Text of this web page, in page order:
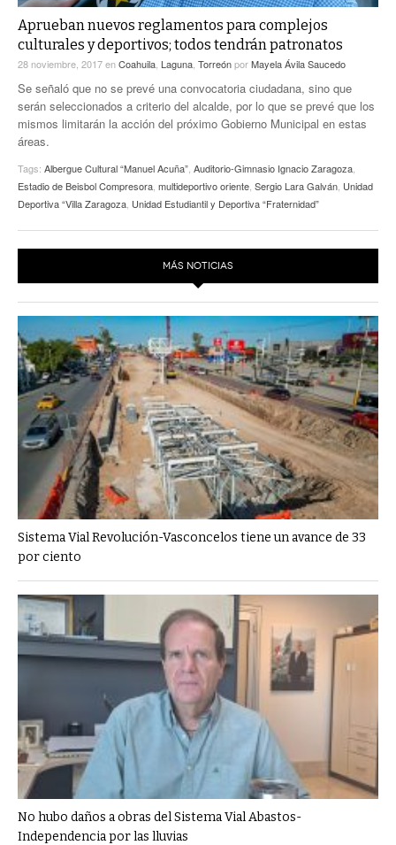
A TODA LEY
ENTRE LAGUNEROS
ACTUALIDADES GREM
PULSO
LA MEJOR INFORMACIÓN
Aprueban nuevos reglamentos para complejos
culturales y deportivos; todos tendrán patronatos
28 noviembre, 2017enCoahuila Laguna TorreónporMayela Ávila Saucedo
Se señaló que no se prevé una convocatoria ciudadana, sino que
serán seleccionados a criterio del alcalde, por lo que se prevé que los
mismos limitarán la acción del próximo Gobierno Municipal en estas
áreas.
Tags: Albergue Cultural “Manuel Acuña” Auditorio-Gimnasio Ignacio Zaragoza
Estadio de Beisbol Compresora multideportivo oriente Sergio Lara Galván Unidad
Deportiva “Villa Zaragoza Unidad Estudiantil y Deportiva “Fraternidad”
MÁS NOTICIAS
Sistema Vial Revolución-Vasconcelos tiene un avance de 33
por ciento
No hubo daños a obras del Sistema Vial Abastos-
Independencia por las lluvias